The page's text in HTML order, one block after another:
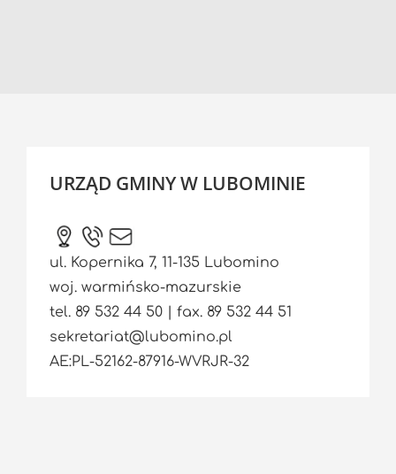
URZĄD GMINY W LUBOMINIE
ul. Kopernika 7, 11-135 Lubomino
woj. warmińsko-mazurskie
tel. 89 532 44 50 | fax. 89 532 44 51
sekretariat@lubomino.pl
AE:PL-52162-87916-WVRJR-32